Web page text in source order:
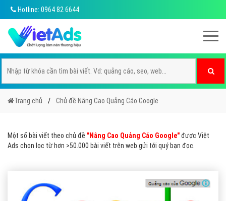
Hotline: 0964 82 6644
Trang chủ Chủ đề Nâng Cao Quảng Cáo Google
Một số bài viết theo chủ đề "Nâng Cao Quảng Cáo Google"được Việt
Ads chọn lọc từ hơn >50.000 bài viết trên web gửi tới quý bạn đọc.